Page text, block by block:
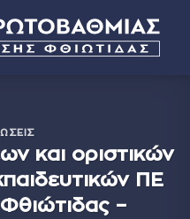
και οριστικών
ΠΕ
–